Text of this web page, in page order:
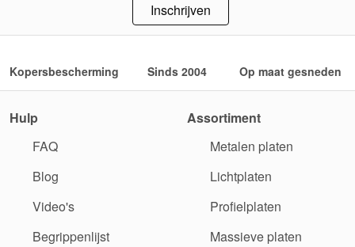
Inschrijven
Kopersbescherming Sinds 2004 Op maat gesneden
Hulp
FAQ
Blog
Video's
Begrippenlijst
Assortiment
Metalen platen
Lichtplaten
Profielplaten
Massieve platen